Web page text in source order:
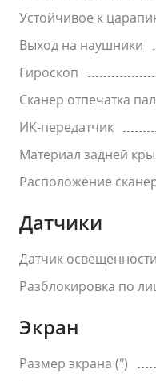
Устойчивое к
Выход на наушники
Гироскоп
Сканер отпечатка
ИК-передатчик
Материал задней
Расположение
Датчики
Датчик освещенности
Разблокировка по
Экран
Размер экрана (")